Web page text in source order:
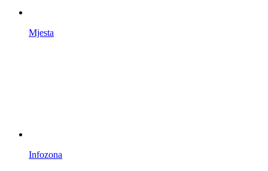
Mjesta
Infozona